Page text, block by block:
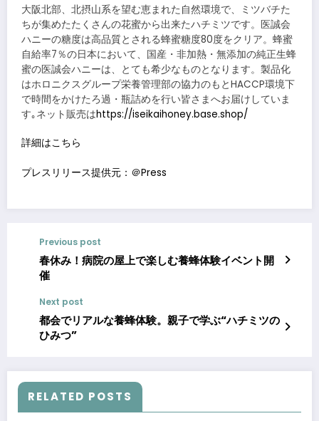
大阪北部、北摂山系を望む恵まれた自然環境で、ミツバチた
ちが集めたたくさんの花蜜から出来たハチミツです。医誠会
ハニーの糖度は高品質とされる蜂蜜糖度80度をクリア。蜂蜜
自給率7％の日本において、国産・非加熱・無添加の純正生蜂
蜜の医誠会ハニーは、とても希少なものとなります。製品化
はホロニクスグループ栄養管理部の協力のもとHACCP環境下
で時間をかけたろ過・瓶詰めを行い皆さまへお届けしていま
す｡ネット販売はhttps://iseikaihoney.base.shop/
詳細はこちら
プレスリリース提供元：＠Press
Previous post
春休み！病院の屋上で楽しむ養蜂体験イベント開
催
Next post
都会でリアルな養蜂体験。親子で学ぶ“ハチミツの
ひみつ”
RELATED POSTS